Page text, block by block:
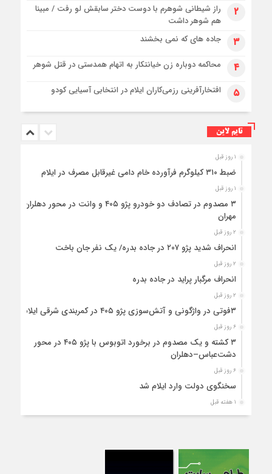
۲
راز شیطانی شوهرم با دوست دختر سابقش لو رفت / مبینا
هم شوهر داشت
۳ جاده های که نمی بخشند
۴ محاکمه دوباره زن خیانتکار به اتهام همدستی در قتل شوهر
۵ افتخارآفرینی رزمی‌کاران ایلام در انتخابی آسیایی کودو
تایم لاین
۱ روز قبل
ضبط ۳۱۰ کیلوگرم فرآورده خام دامی غیرقابل مصرف در ایلام
۱ روز قبل
۳ مصدوم در تصادف دو خودرو پژو ۴۰۵ و وانت در محور دهلران-
مهران
۲ روز قبل
انحراف شدید پژو ۲۰۷ در جاده بدره/ یک نفر جان باخت
۲ روز قبل
انحراف مرگبار پراید در جاده بدره
۲ روز قبل
۳فوتی در واژگونی و آتش‌سوزی پژو ۴۰۵ در کمربندی شرقی ایلام
۶ روز قبل
۳ کشته و یک مصدوم در برخورد اتوبوس با پژو ۴۰۵ در محور
دشت‌عباس–دهلران
۶ روز قبل
سخنگوی دولت وارد ایلام شد
۱ هفته قبل
استقرار ۷۱۴ دستگاه اتوبوس در پایانه برکت مهران برای بازگشت
واژگونی مرگبار پژوپارس در محور دهلران/ ۴ زائر اربعین جان باختند